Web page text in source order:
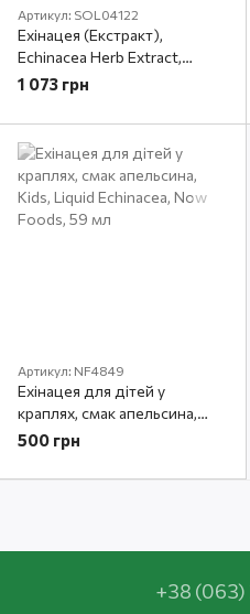
Артикул: SOL04122
Ехінацея (Екстракт),
Echinacea Herb Extract,
Solgar, 60 вегетаріанських
1 073 грн
Артикул: NF4849
Ехінацея для дітей у
краплях, смак апельсина,
Kids, Liquid Echinacea, Now
500 грн
+38 (063)